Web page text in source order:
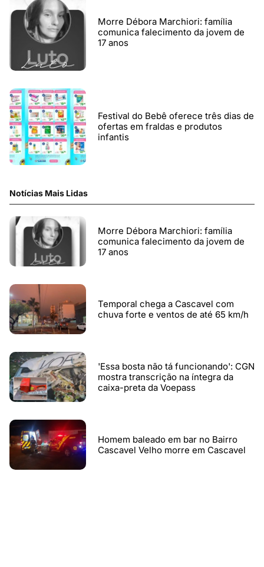
Morre Débora Marchiori: família
comunica falecimento da jovem de
17 anos
Festival do Bebê oferece três dias de
ofertas em fraldas e produtos
infantis
Notícias Mais Lidas
Morre Débora Marchiori: família
comunica falecimento da jovem de
17 anos
Temporal chega a Cascavel com
chuva forte e ventos de até 65 km/h
'Essa bosta não tá funcionando': CGN
mostra transcrição na íntegra da
caixa-preta da Voepass
Homem baleado em bar no Bairro
Cascavel Velho morre em Cascavel